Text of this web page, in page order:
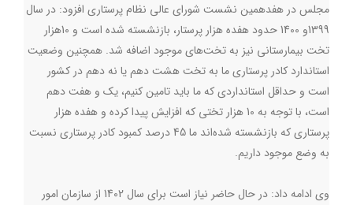
مجلس در هفدهمین نشست شورای عالی نظام پرستاری افزود: در سال
1399و 1400 حدود هفده هزار پرستار، بازنشسته شده است و 10هزار
تخت بیمارستانی نیز به تخت‌های موجود اضافه شد. همچنین وضعیت
استاندارد کادر پرستاری ما به تخت هشت دهم یا نه دهم در کشور
است و حداقل استانداردی که ما باید تامین کنیم، یک و هفت دهم
است، با توجه به 10 هزار تختی که افزایش پیدا کرده و هفده هزار
پرستاری که بازنشسته شده‌اند ما 45 درصد کمبود کادر پرستاری نسبت
به وضع موجود داریم.
وی ادامه داد: در حال حاضر نیاز است برای سال 1402 از سازمان امور